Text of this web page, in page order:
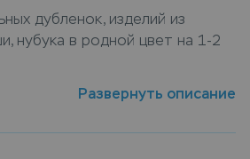
дубленок, изделий из
нубука в родной цвет на 1-2
и любое другое изделие из
Развернуть описание